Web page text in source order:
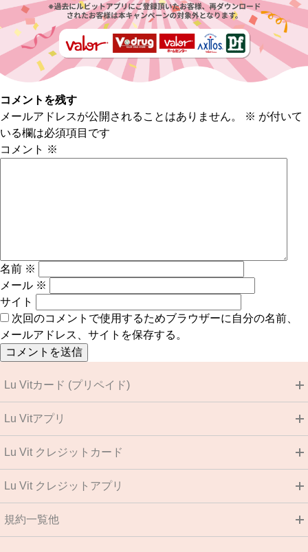
コメントを残す
メールアドレスが公開されることはありません。
※ が付いて
いる欄は必須項目です
コメント ※
名前 ※
メール ※
サイト
次回のコメントで使用するためブラウザーに自分の名前、
メールアドレス、サイトを保存する。
Lu Vitカード (プリペイド)
Lu Vitアプリ
Lu Vit クレジットカード
Lu Vit クレジットアプリ
規約一覧他